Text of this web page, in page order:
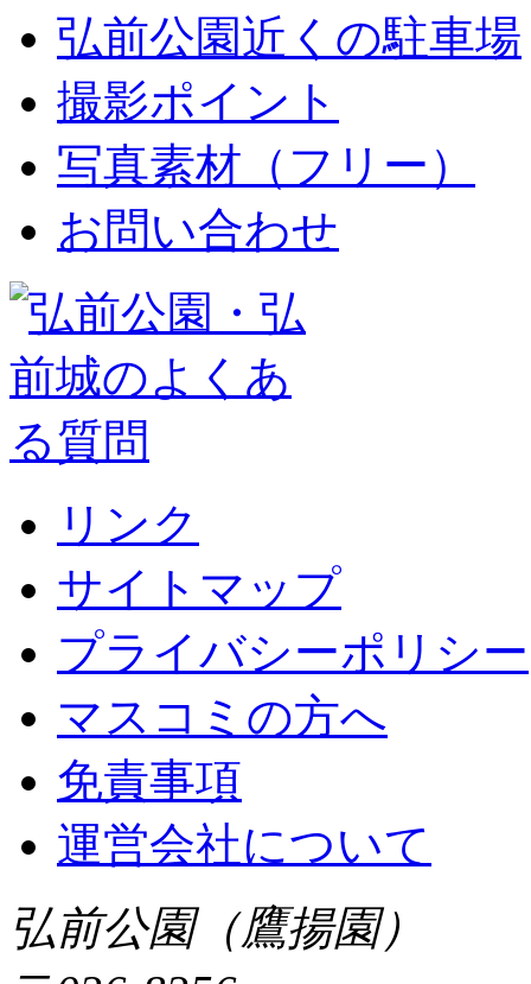
弘前公園近くの駐車場
撮影ポイント
写真素材（フリー）
お問い合わせ
リンク
サイトマップ
プライバシーポリシー
マスコミの方へ
免責事項
運営会社について
弘前公園（鷹揚園）